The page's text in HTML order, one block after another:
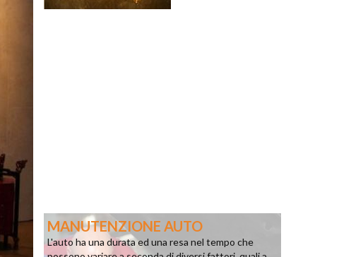
MANUTENZIONE AUTO
L'auto ha una durata ed una resa nel tempo che